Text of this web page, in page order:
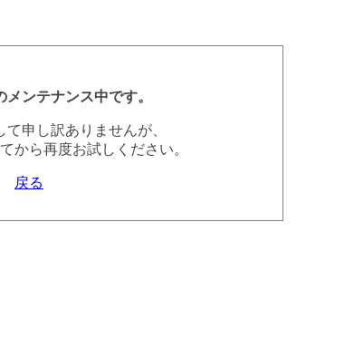
ンテナンス中です。
て申し訳ありませんが、
から再度お試しください。
戻る